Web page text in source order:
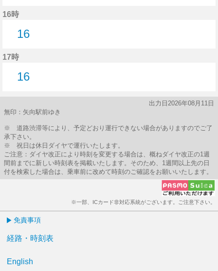
16時
16
17時
16
出力日2026年08月11日
無印：矢向駅前ゆき
※ 道路渋滞等により、予定どおり運行できない場合がありますのでご了
承下さい。
※ 祝日は休日ダイヤで運行いたします。
ご注意：ダイヤ改正により時刻を変更する場合は、概ねダイヤ改正の1週
間前までに新しい時刻表を掲載いたします。そのため、1週間以上先の日
付を検索した場合は、乗車前に改めて時刻のご確認をお願いいたします。
※一部、ICカード非対応系統がございます。ご注意下さい。
免責事項
経路・時刻表
English